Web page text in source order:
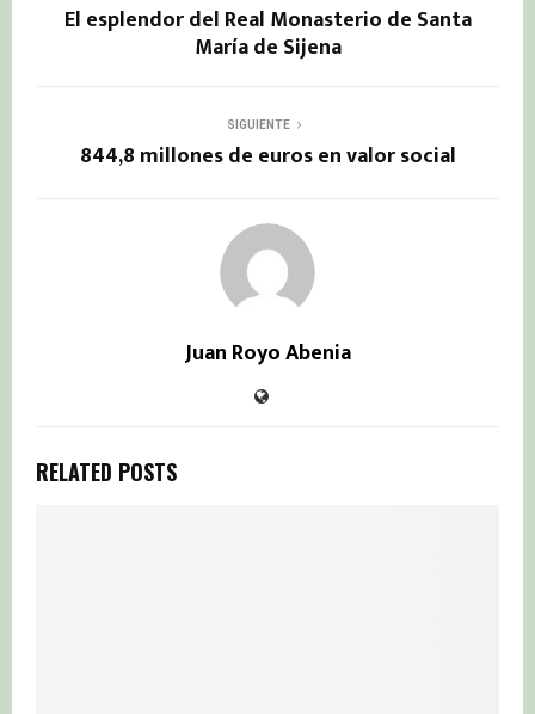
El esplendor del Real Monasterio de Santa
María de Sijena
SIGUIENTE
844,8 millones de euros en valor social
Juan Royo Abenia
RELATED POSTS